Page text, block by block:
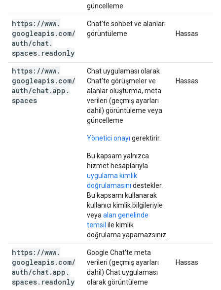
güncelleme
https: //www.
googleapis. com/
auth/chat.
spaces. readonly
Chat'te sohbet ve alanları
görüntüleme
Hassas
https: //www.
googleapis. com/
auth/chat.app .
spaces
Chat uygulaması olarak
Chat'te görüşmeler ve
alanlar oluşturma, meta
verileri (geçmiş ayarları
dahil) görüntüleme veya
güncelleme
Yönetici onayı gerektirir.
Bu kapsam yalnızca
hizmet hesaplarıyla
uygulama kimlik
doğrulamasını destekler.
Bu kapsamı kullanarak
kullanıcı kimlik bilgileriyle
veya alan genelinde
temsil ile kimlik
doğrulama yapamazsınız.
Hassas
https: //www.
googleapis. com/
auth/chat.app .
spaces. readonly
Google Chat'te meta
verileri (geçmiş ayarları
dahil) Chat uygulaması
olarak görüntüleme
Hassas